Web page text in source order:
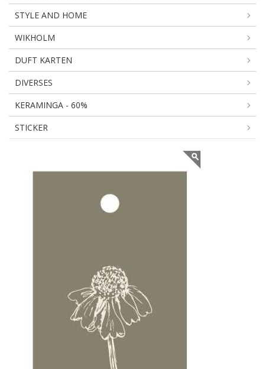
STYLE AND HOME
WIKHOLM
DUFT KARTEN
DIVERSES
KERAMINGA - 60%
STICKER